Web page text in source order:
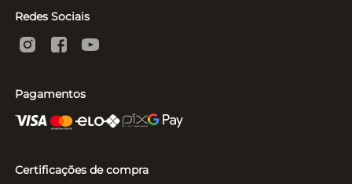
Políticas
Redes Sociais
Pagamentos
Certificações de compra